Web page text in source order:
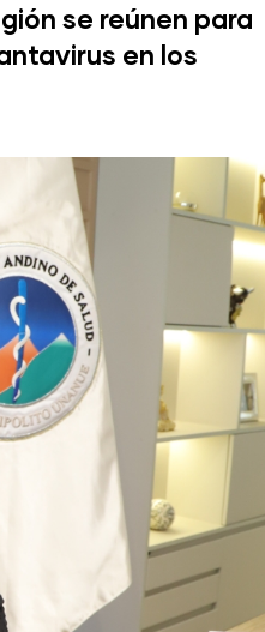
se reúnen para
en los